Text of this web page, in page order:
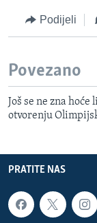
Podijeli
Povezano
Još se ne zna
otvorenju
PRATITE NAS